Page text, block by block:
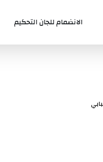
الانضمام للجان التحكيم